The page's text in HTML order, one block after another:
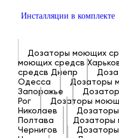
Инсталляции в комплекте
Дозаторы моющих
моющих средсв
средсв Днепр
Одесса
Дозаторы
Запорожье
Рог
Дозаторы
Николаев
Полтава
Дозаторы
Чернигов